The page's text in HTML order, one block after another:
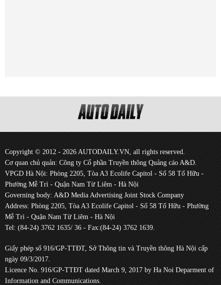
Copyright © 2012 - 2026 AUTODAILY.VN, all rights reserved.
Cơ quan chủ quản: Công ty Cổ phần Truyền thông Quảng cáo A&D.
VPGD Hà Nội: Phòng 2205, Tòa A3 Ecolife Capitol - Số 58 Tố Hữu -
Phường Mễ Trì - Quận Nam Từ Liêm - Hà Nội
Governing body: A&D Media Advertising Joint Stock Company
Address: Phòng 2205, Tòa A3 Ecolife Capitol - Số 58 Tố Hữu - Phường
Mễ Trì - Quận Nam Từ Liêm - Hà Nội
Tel: (84-24) 3762 1635/ 36 - Fax:(84-24) 3762 1639.
Giấy phép số 916/GP-TTĐT, Sở Thông tin và Truyền thông Hà Nội cấp
ngày 09/3/2017.
Licence No. 916/GP-TTĐT dated March 9, 2017 by Ha Noi Deparment of
Information and Communications.